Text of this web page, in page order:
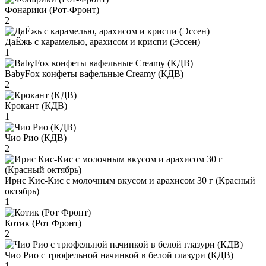
Фонарики (Рот-Фронт)
2
ДаЁжь с карамелью, арахисом и криспи (Эссен)
1
BabyFox конфеты вафельные Creamy (КДВ)
2
Крокант (КДВ)
1
Чио Рио (КДВ)
2
Ирис Кис-Кис с молочным вкусом и арахисом 30 г (Красный
октябрь)
1
Котик (Рот Фронт)
2
Чио Рио с трюфельной начинкой в белой глазури (КДВ)